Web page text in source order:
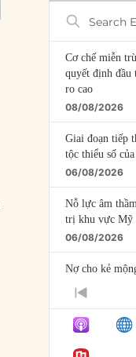
Search
Episodes
Cơ chế miễn
quyết định đầu
ro cao
08/08/2026
Giai đoạn tiếp
tộc thiểu số
06/08/2026
Nỗ lực âm
trị khu vực Mỹ
06/08/2026
Nợ cho kẻ
giới hạn của
Mỹ Latinh
của phe cánh